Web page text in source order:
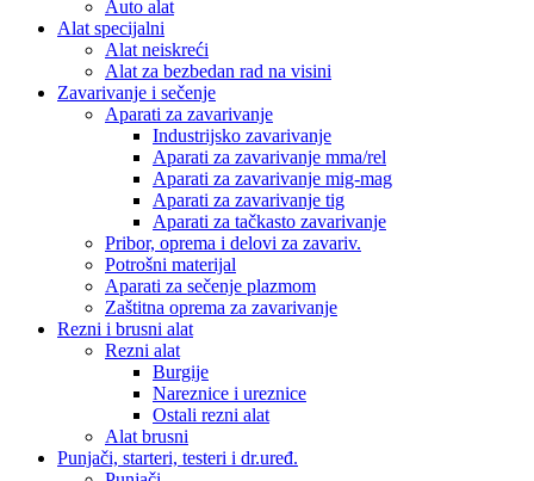
Auto alat
Alat specijalni
Alat neiskreći
Alat za bezbedan rad na visini
Zavarivanje i sečenje
Aparati za zavarivanje
Industrijsko zavarivanje
Aparati za zavarivanje mma/rel
Aparati za zavarivanje mig-mag
Aparati za zavarivanje tig
Aparati za tačkasto zavarivanje
Pribor, oprema i delovi za zavariv.
Potrošni materijal
Aparati za sečenje plazmom
Zaštitna oprema za zavarivanje
Rezni i brusni alat
Rezni alat
Burgije
Nareznice i ureznice
Ostali rezni alat
Alat brusni
Punjači, starteri, testeri i dr.uređ.